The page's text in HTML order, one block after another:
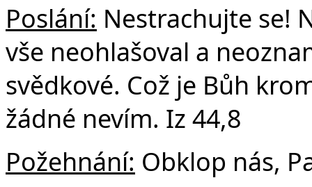
Poslání: Nestrachujte se!
vše neohlašoval a
svědkové. Což je Bůh
žádné nevím. Iz 44,8
Požehnání: Obklop nás,